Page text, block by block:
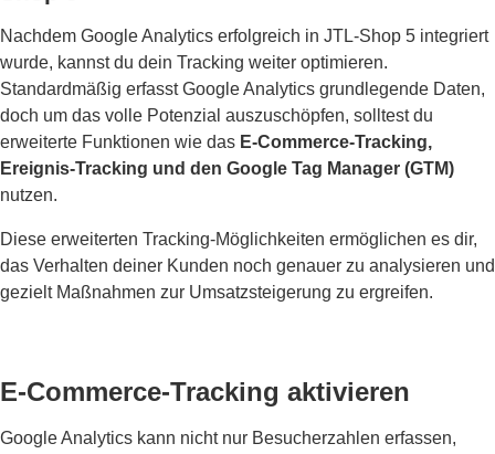
Nachdem Google Analytics erfolgreich in JTL-Shop 5 integriert
wurde, kannst du dein Tracking weiter optimieren.
Standardmäßig erfasst Google Analytics grundlegende Daten,
doch um das volle Potenzial auszuschöpfen, solltest du
erweiterte Funktionen wie das E-Commerce-Tracking,
Ereignis-Tracking und den Google Tag Manager (GTM)
nutzen.
Diese erweiterten Tracking-Möglichkeiten ermöglichen es dir,
das Verhalten deiner Kunden noch genauer zu analysieren und
gezielt Maßnahmen zur Umsatzsteigerung zu ergreifen.
E-Commerce-Tracking aktivieren
Google Analytics kann nicht nur Besucherzahlen erfassen,